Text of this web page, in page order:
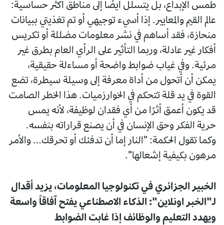
طمس الإبداع، بل يتسلل أيضًا إلى مناطق أكثر حساسية:
عالم القيم والمعايير. إذا أسيء توجيهي أو تم تغذيتي ببيانات
منحازة، فقد أساهم في نشر معلومات مضللة أو تكريس
أفكار غير عادلة، وربما التأثير على الرأي العام بطرق غير
مرئية. وفي غياب ضوابط واضحة أو مساءلة حقيقية،
يمكن أن أتحول من أداة معرفة إلى وسيلة سيطرة، تضع
القوة في يد قلة تتحكم في الخوارزميات. هذا الخطر الصامت
قد يكون أعمق أثرًا من أي فقدان لوظيفة، لأنه يمس
حرية الفكر وحق الإنسان في أن يصنع قراراته بنفسه.
وكما تقول الحكمة: "النار إما أن تدفئك أو تحرقك… والأمر
مرهون بكيفية إشعالها".
الخبير الجزائري في تكنولوجيا المعلومات، يزيد أقدال
لـ"الخبر اونلاين": الذكاء الاصطناعي يفتح آفاقاً واسعة
ويهدد التعليم والوظائف إذا غابت الضوابط